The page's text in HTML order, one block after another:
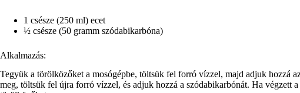
1 csésze (250 ml) ecet
½ csésze (50 gramm szódabikarbóna)
Alkalmazás:
Tegyük a törölközőket a mosógépbe, töltsük fel forró vízzel, majd adjuk hozzá
meg, töltsük fel újra forró vízzel, és adjuk hozzá a szódabikarbónát. Ha végzett